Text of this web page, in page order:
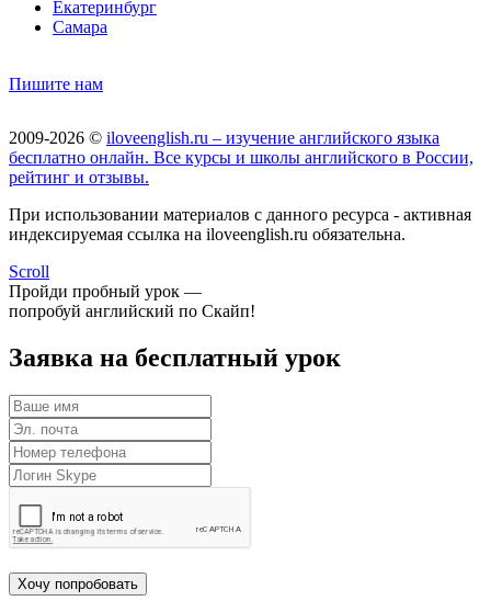
Екатеринбург
Самара
Пишите нам
2009-2026 © iloveenglish.ru – изучение английского языка
бесплатно онлайн. Все курсы и школы английского в России,
рейтинг и отзывы.
При использовании материалов с данного ресурса - активная
индексируемая ссылка на iloveenglish.ru обязательна.
Scroll
Пройди пробный урок —
попробуй английский по Скайп!
Заявка на бесплатный урок